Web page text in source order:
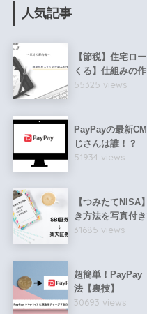
人気記事
【節税】住宅ロ
くる】仕組みの
55325 views
PayPayの最新
じさんは誰！？
51934 views
【つみたて
き方法を写真付
31685 views
超簡単！PayPay
法【裏技】
30693 views